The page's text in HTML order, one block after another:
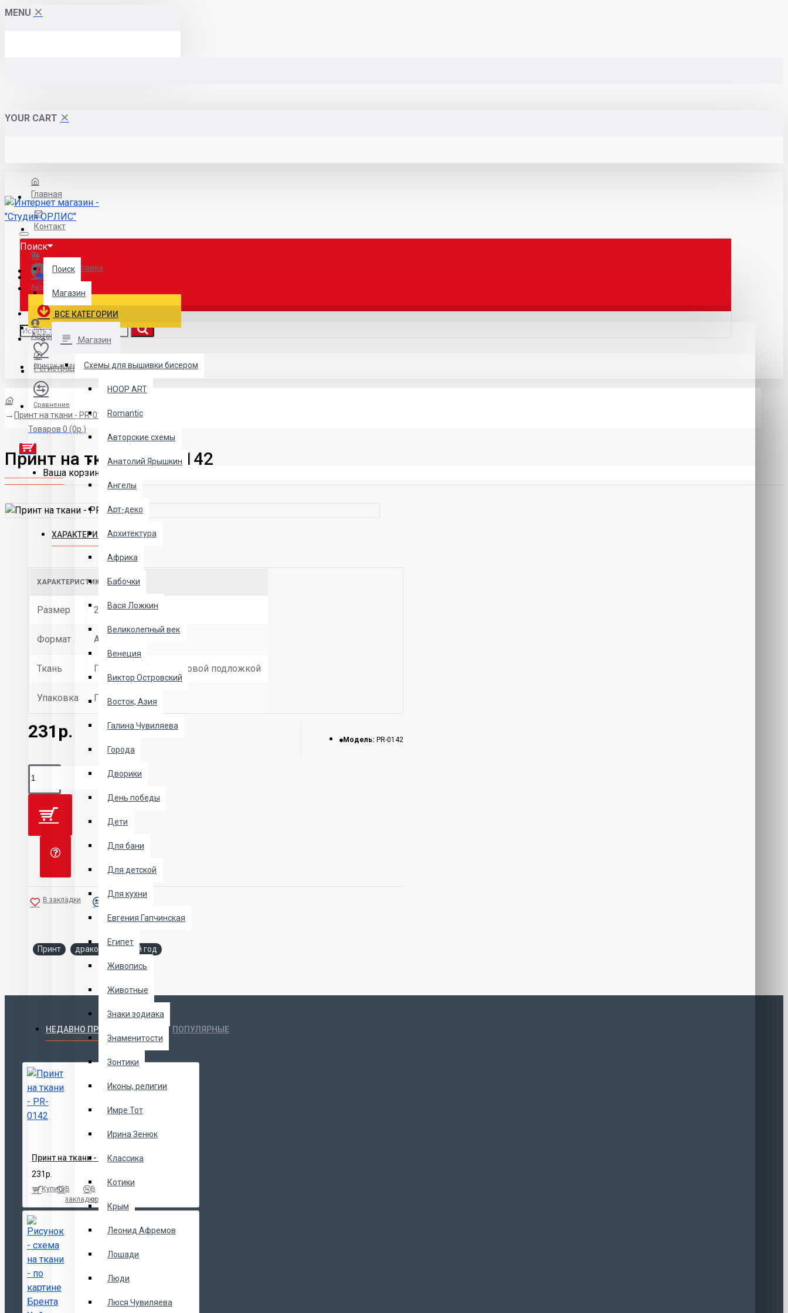
MENU
YOUR CART
Главная
Контакт
Оплата / доставка
Поиск
Поиск
Магазин
Авторизация
Регистрация
Список желаний
Сравнение
Товаров 0 (0р.)
Ваша корзина пуста!
ВСЕ КАТЕГОРИИ
Магазин
Схемы для вышивки бисером
HOOP ART
Romantic
Авторские схемы
Анатолий Ярышкин
Ангелы
Арт-деко
Архитектура
Африка
Бабочки
Вася Ложкин
Великолепный век
Венеция
Виктор Островский
Восток, Азия
Галина Чувиляева
Города
Дворики
День победы
Дети
Для бани
Для детской
Для кухни
Евгения Гапчинская
Египет
Живопись
Животные
Знаки зодиака
Знаменитости
Зонтики
Иконы, религии
Имре Тот
Ирина Зенюк
Классика
Котики
Крым
Леонид Афремов
Лошади
Люди
Люся Чувиляева
Авторизация
Регистрация
Принт на ткани - PR-0142
Принт на ткани - PR-0142
ХАРАКТЕРИСТИКИ
ХАРАКТЕРИСТИКИ ПРИНТЫ
Размер 21х28 см
Формат А4
Ткань Габардин с флизелиновой подложкой
Упаковка Полипропилен
231р. Модель: PR-0142
В закладки В сравнение
Принт дракон новый год
НЕДАВНО ПРОСМОТРЕННЫЕ ПОПУЛЯРНЫЕ
Принт на ткани - PR-0142
231р.
Купить В
закладки
В
сравнение